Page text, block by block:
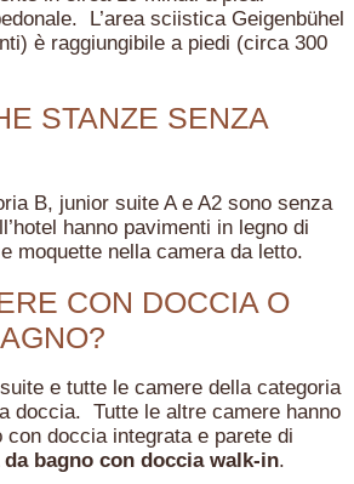
L’area sciistica Geigenbühel
è raggiungibile a piedi (circa 300
STANZE SENZA
B, junior suite A e A2 sono senza
hanno pavimenti in legno di
moquette nella camera da letto.
CON DOCCIA O
e tutte le camere della categoria
doccia. Tutte le altre camere hanno
con doccia integrata e parete di
da bagno con doccia walk-in.